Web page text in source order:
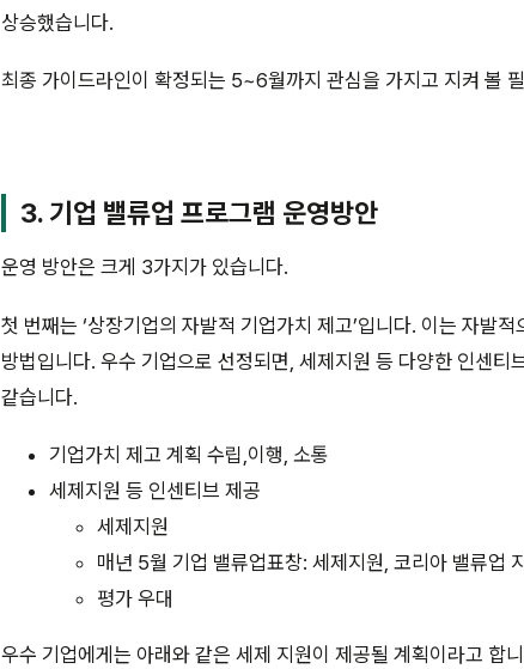
상승했습니다.
최종 가이드라인이 확정되는 5~6월까지 관심을 가지고 지켜 볼
3. 기업 밸류업 프로그램 운영방안
운영 방안은 크게 3가지가 있습니다.
첫 번째는 ‘상장기업의 자발적 기업가치 제고’입니다. 이는 자발
방법입니다. 우수 기업으로 선정되면, 세제지원 등 다양한 인센티
같습니다.
기업가치 제고 계획 수립,이행, 소통
세제지원 등 인센티브 제공
세제지원
매년 5월 기업 밸류업표창: 세제지원, 코리아 밸류업
평가 우대
우수 기업에게는 아래와 같은 세제 지원이 제공될 계획이라고 합